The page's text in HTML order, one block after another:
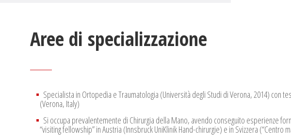
Aree di specializzazione
Specialista in Ortopedia e Traumatologia (Università degli Studi di Verona, 2014) con
(Verona, Italy)
Si occupa prevalentemente di Chirurgia della Mano, avendo conseguito esperienze
“visiting fellowship” in Austria (Innsbruck UniKlinik Hand-chirurgie) e in Svizzera (“Centro